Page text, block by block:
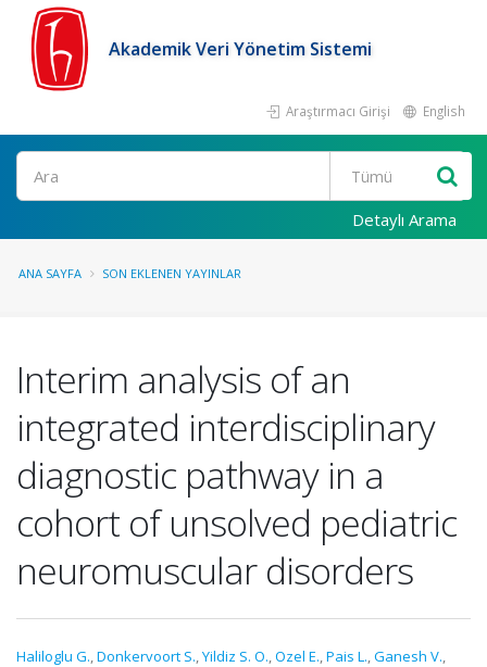
Akademik Veri Yönetim Sistemi
Araştırmacı Girişi English
Ara
Detaylı Arama
ANA SAYFA SON EKLENEN YAYINLAR
Interim analysis of an
integrated interdisciplinary
diagnostic pathway in a
cohort of unsolved pediatric
neuromuscular disorders
Haliloglu G.,Donkervoort S.,Yildiz S. O.,Ozel E.,Pais L.,Ganesh V.,